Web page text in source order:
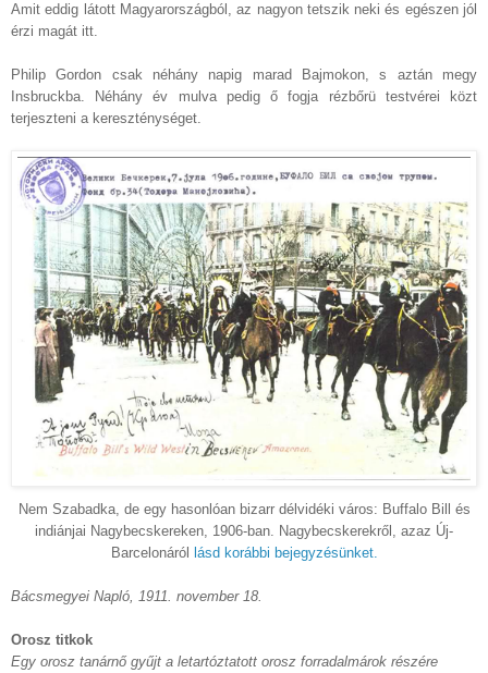
Amit eddig látott Magyarországból, az nagyon tetszik neki és egészen jól
érzi magát itt.
Philip Gordon csak néhány napig marad Bajmokon, s aztán megy
Insbruckba. Néhány év mulva pedig ő fogja rézbőrü testvérei közt
terjeszteni a kereszténységet.
Nem Szabadka, de egy hasonlóan bizarr délvidéki város: Buffalo Bill és
indiánjai Nagybecskereken, 1906-ban. Nagybecskerekről, azaz Új-
Barcelonáról lásd korábbi bejegyzésünket.
Bácsmegyei Napló, 1911. november 18.
Orosz titkok
Egy orosz tanárnő gyűjt a letartóztatott orosz forradalmárok részére